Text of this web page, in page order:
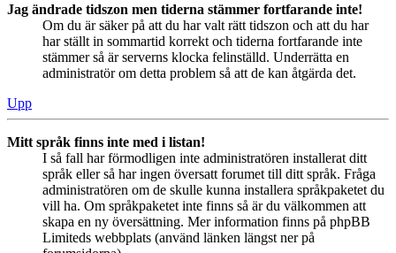
Jag ändrade tidszon men tiderna stämmer fortfarande inte!
Om du är säker på att du har valt rätt tidszon och att du har
har ställt in sommartid korrekt och tiderna fortfarande inte
stämmer så är serverns klocka felinställd. Underrätta en
administratör om detta problem så att de kan åtgärda det.
Upp
Mitt språk finns inte med i listan!
I så fall har förmodligen inte administratören installerat ditt
språk eller så har ingen översatt forumet till ditt språk. Fråga
administratören om de skulle kunna installera språkpaketet du
vill ha. Om språkpaketet inte finns så är du välkommen att
skapa en ny översättning. Mer information finns på phpBB
Limiteds webbplats (använd länken längst ner på